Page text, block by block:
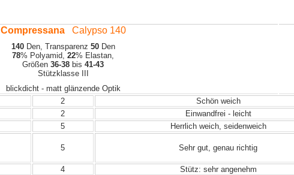
CompressanaCalypso 140
140Den, Transparenz 50Den
78% Polyamid,22% Elastan,
Größen36-38 bis41-43
Stützklasse III
blickdicht - matt glänzende Optik
2
Schön weich
2
Einwandfrei - leicht
5
Herrlich weich, seidenweich
5 Sehr gut, genau richtig
4
Stütz: sehr angenehm